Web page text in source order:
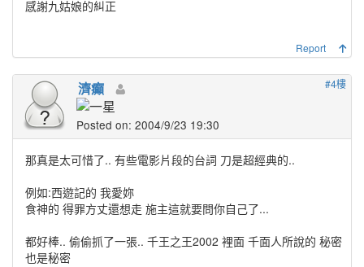
感謝九姑娘的糾正
Report
#4樓
濟癲
Posted on: 2004/9/23 19:30
那真是太可惜了.. 有些電影片段的台詞 刀是超經典的..
例如:西遊記的 我愛妳
食神的 得罪方丈還想走 施主這就要問你自己了...
都好棒.. 偷偷抓了一張.. 千王之王2002 裡面 千面人所說的 秘密
也是秘密